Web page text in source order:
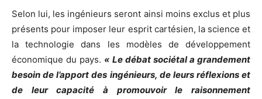
Selon lui, les ingénieurs seront ainsi moins exclus et plus
présents pour imposer leur esprit cartésien, la science et
la technologie dans les modèles de développement
économique du pays. « Le débat sociétal a grandement
besoin de l’apport des ingénieurs, de leurs réflexions et
de leur capacité à promouvoir le raisonnement